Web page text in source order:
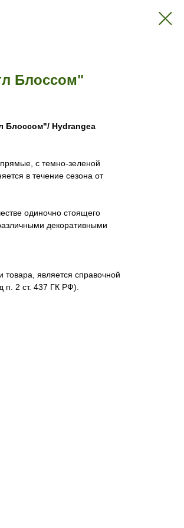
Блоссом"
Блоссом"/ Hydrangea
с темно-зеленой
в течение сезона от
одиночно стоящего
декоративными
является справочной
п. 2 ст. 437 ГК РФ).